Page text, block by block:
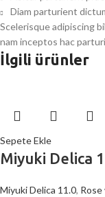
Diam parturient
Scelerisque adipiscing
nam inceptos hac
İlgili ürünler
Sepete Ekle
Miyuki Delica
Miyuki Delica 11.0,